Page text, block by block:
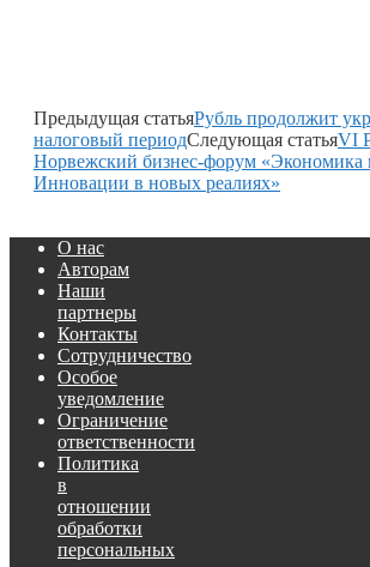
Предыдущая статьяРубль продолжит
налоговый периодСледующая статьяVI
Норвежский бизнес-форум «Экономика
Инновации в новых реалиях»
О нас
Авторам
Наши
партнеры
Контакты
Сотрудничество
Особое
уведомление
Ограничение
ответственности
Политика
в
отношении
обработки
персональных